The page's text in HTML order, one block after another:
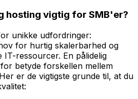
hosting vigtig for SMB'er?
unikke udfordringer:
for hurtig skalerbarhed og
IT-ressourcer. En pålidelig
betyde forskellen mellem
er de vigtigste grunde til, at du